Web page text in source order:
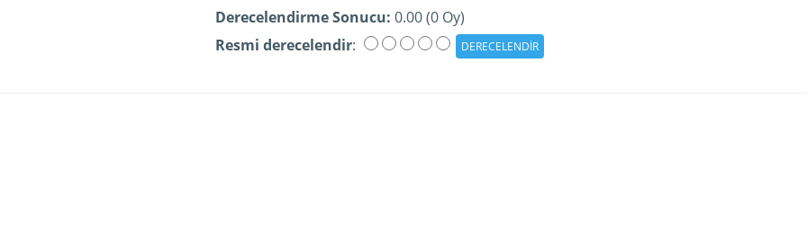
Derecelendirme Sonucu: 0.00 (0 Oy)
Resmi derecelendir: